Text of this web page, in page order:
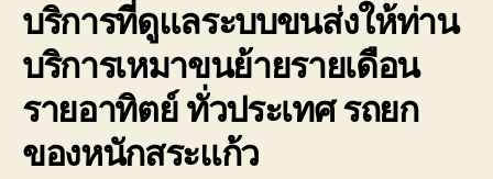
บริการที่ดูแลระบบขนส่งให้ท่าน
บริการเหมาขนย้ายรายเดือน
รายอาทิตย์ ทั่วประเทศ รถยก
ของหนักสระแก้ว